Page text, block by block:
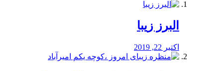
البرز زیبا
اکتبر 22, 2019